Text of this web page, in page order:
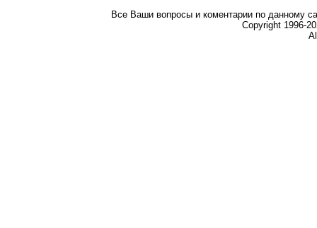
Все Ваши вопросы и коментарии по данному
Copyright 1996-